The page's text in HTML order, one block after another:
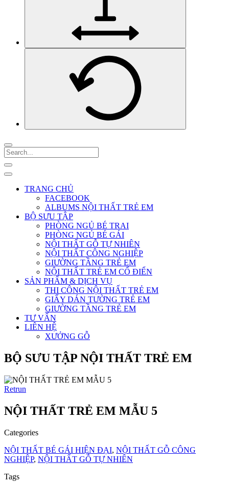
TRANG CHỦ
FACEBOOK
ALBUMS NỘI THẤT TRẺ EM
BỘ SƯU TẬP
PHÒNG NGỦ BÉ TRAI
PHÒNG NGỦ BÉ GÁI
NỘI THẤT GỖ TỰ NHIÊN
NỘI THẤT CÔNG NGHIỆP
GIƯỜNG TẦNG TRẺ EM
NỘI THẤT TRẺ EM CỔ ĐIỂN
SẢN PHẨM & DỊCH VỤ
THI CÔNG NỘI THẤT TRẺ EM
GIẤY DÁN TƯỜNG TRẺ EM
GIƯỜNG TẦNG TRẺ EM
TƯ VẤN
LIÊN HỆ
XƯỞNG GỖ
BỘ SƯU TẬP NỘI THẤT TRẺ EM
Retrun
NỘI THẤT TRẺ EM MẪU 5
Categories
NỘI THẤT BÉ GÁI HIỆN ĐẠI, NỘI THẤT GỖ CÔNG
NGHIỆP, NỘI THẤT GỖ TỰ NHIÊN
Tags